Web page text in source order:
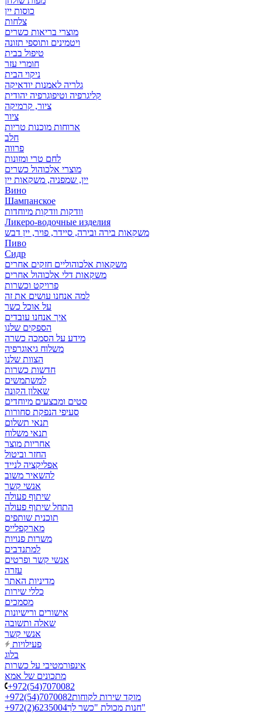
כוסות יין
צלחות
מוצרי בריאות כשרים
ויטמינים ותוספי תזונה
טיפול בבית
חומרי עזר
ניקוי הבית
גלריה לאמנות יודאיקה
קליגרפיה וטיפוגרפיה יהודית
ציור, קרמיקה
ציור
ארוחות מוכנות טריות
חלב
פרווה
לחם טרי ומזונות
מוצרי אלכוהול כשרים
יין, שמפניה, משקאות יין
Вино
Шампанское
וודקות וודקות מיוחדות
Ликеро-водочные изделия
משקאות בירה ובירה, סיידר, פויר, יין דבש
Пиво
Сидр
משקאות אלכוהוליים חזקים אחרים
משקאות דלי אלכוהול אחרים
פרויקט וכשרות
למה אנחנו עושים את זה
על אוכל כשר
איך אנחנו עובדים
הספקים שלנו
מידע על הסמכה כשרה
משלוח גיאוגרפיה
הצוות שלנו
חדשות כשרות
למשתמשים
שאלון הקונה
סטים ומבצעים מיוחדים
סעיפי הנפקת סחורות
תנאי תשלום
תנאי משלוח
אחריות מוצר
החזר וביטול
אפליקציה לנייד
להשאיר משוב
אנשי קשר
שיתוף פעולה
התחל שיתוף פעולה
תוכנית שותפים
מארקפלייס
משרות פנויות
למתנדבים
אנשי קשר ופרטים
עזרה
מדיניות האתר
כללי שירות
מסמכים
אישורים ורישיונות
שאלה ותשובה
אנשי קשר
פעילויות
בלוג
אינפורמטיבי על כשרות
מתכונים של אמא
+972(54)7070082
+972(54)7070082מוקד שירות לקוחות
+972(2)6235004
חנות מכולת "כשר לך"